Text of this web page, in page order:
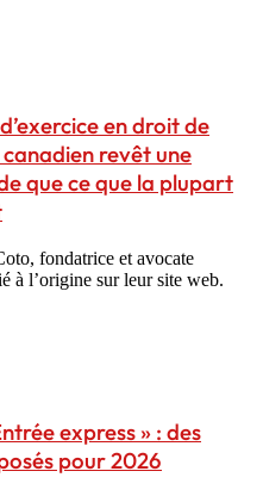
en droit de
revêt une
que ce que la plupart
fondatrice et avocate
à l’origine sur leur site web.
express » : des
pour 2026